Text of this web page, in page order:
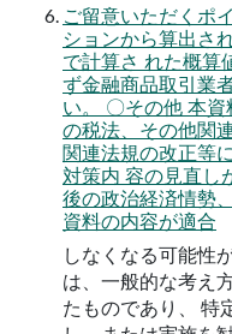
ご留意いただくポ
ションから算出さ
で計算さ れた概算
ず金融商品取引業
い。 〇その他 本
の税法、その他関
関連法規の改正等
対策内 容の見直し
後の政治経済情勢
資料の内容が適合
しなくなる可能性
は、一般的な考え
たものであり、 特